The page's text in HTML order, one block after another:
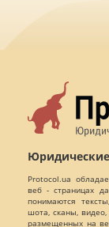
Protocol.ua
веб - страницах
понимаются
шота, сканы,
размещенных на